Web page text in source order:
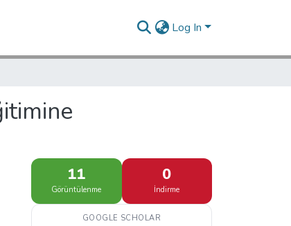
Log In
11
Görüntülenme
0
İndirme
GOOGLE SCHOLAR